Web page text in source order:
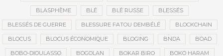
BLASPHÈME BLÉ BLÉ RUSSE BLESSÉS
BLESSÉS DE GUERRE BLESSURE FATOU DEMBÉLÉ BLOCKCHAIN
BLOCUS BLOCUS ÉCONOMIQUE BLOGING BNDA BOAD
BOBO-DIOULASSO BOGOLAN BOKAR BIRO BOKO HARAM